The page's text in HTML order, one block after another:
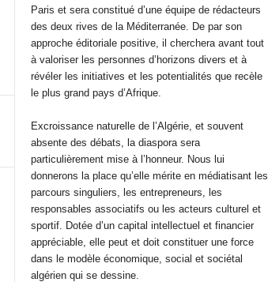
Paris et sera constitué d’une équipe de rédacteurs
des deux rives de la Méditerranée. De par son
approche éditoriale positive, il cherchera avant tout
à valoriser les personnes d’horizons divers et à
révéler les initiatives et les potentialités que recèle
le plus grand pays d’Afrique.
Excroissance naturelle de l’Algérie, et souvent
absente des débats, la diaspora sera
particulièrement mise à l’honneur. Nous lui
donnerons la place qu’elle mérite en médiatisant les
parcours singuliers, les entrepreneurs, les
responsables associatifs ou les acteurs culturel et
sportif. Dotée d’un capital intellectuel et financier
appréciable, elle peut et doit constituer une force
dans le modèle économique, social et sociétal
algérien qui se dessine.